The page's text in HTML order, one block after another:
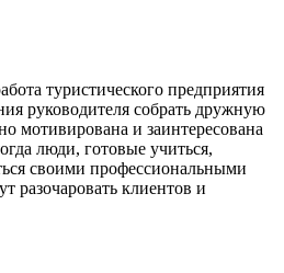
туристического предприятия
руководителя собрать дружную
мотивирована и заинтересована
люди, готовые учиться,
своими профессиональными
разочаровать клиентов и